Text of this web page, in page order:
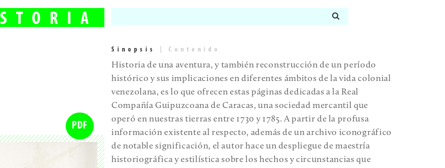
PDF
Sinopsis Contenido
Historia de una aventura, y también reconstrucción de un período
histórico y sus implicaciones en diferentes ámbitos de la vida colonial
venezolana, es lo que ofrecen estas páginas dedicadas a la Real
Compañía Guipuzcoana de Caracas, una sociedad mercantil que
operó en nuestras tierras entre 1730 y 1785. A partir de la profusa
información existente al respecto, además de un archivo iconográfico
de notable significación, el autor hace un despliegue de maestría
historiográfica y estilística sobre los hechos y circunstancias que